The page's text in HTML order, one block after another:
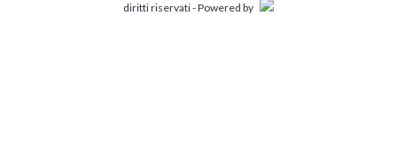
diritti riservati - Powered by